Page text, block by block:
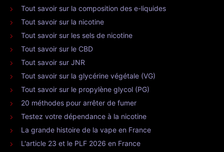
Tout savoir sur la composition des e-liquides
Tout savoir sur la nicotine
Tout savoir sur les sels de nicotine
Tout savoir sur le CBD
Tout savoir sur JNR
Tout savoir sur la glycérine végétale (VG)
Tout savoir sur le propylène glycol (PG)
20 méthodes pour arrêter de fumer
Testez votre dépendance à la nicotine
La grande histoire de la vape en France
L'article 23 et le PLF 2026 en France